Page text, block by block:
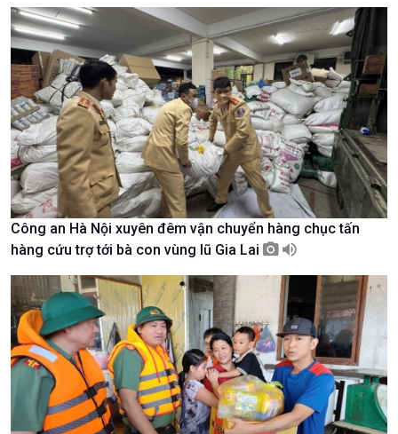
Xã hội chuyển động
Bước chân đến trường
Văn hoá & Du lịch
Tin Văn hoá & Du lịch
Chát với người nổi tiếng
Câu chuyện Thể thao
Multimedia
Ảnh
Video
Infographic
Công an Hà Nội xuyên đêm vận chuyển hàng chục tấn
hàng cứu trợ tới bà con vùng lũ Gia Lai